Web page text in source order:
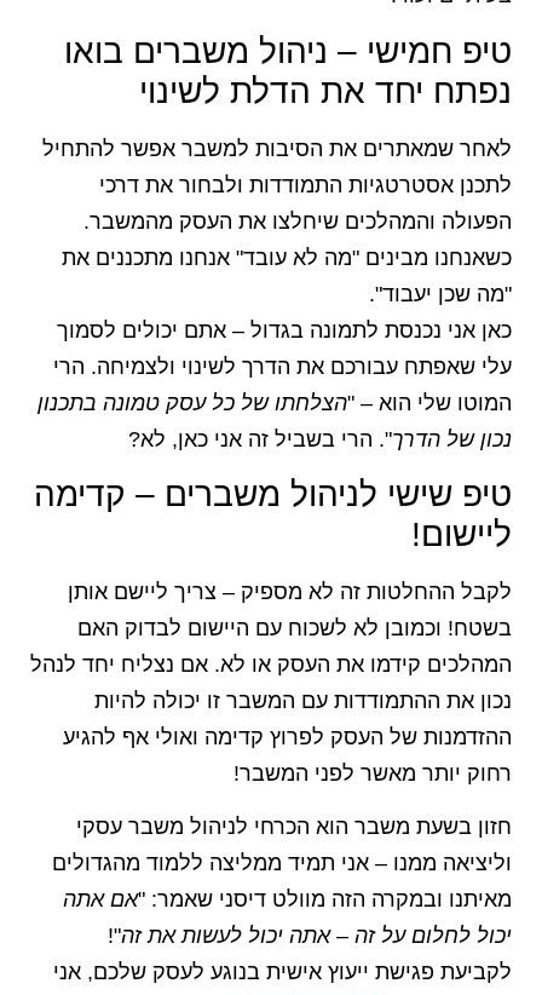
טיפ חמישי – ניהול משברים בואו
נפתח יחד את הדלת לשינוי
לאחר שמאתרים את הסיבות למשבר אפשר להתחיל
לתכנן אסטרטגיות התמודדות ולבחור את דרכי
הפעולה והמהלכים שיחלצו את העסק מהמשבר.
כשאנחנו מבינים "מה לא עובד" אנחנו מתכננים את
"מה שכן יעבוד".
כאן אני נכנסת לתמונה בגדול – אתם יכולים לסמוך
עלי שאפתח עבורכם את הדרך לשינוי ולצמיחה. הרי
המוטו שלי הוא – "הצלחתו של כל עסק טמונה בתכנון
נכון של הדרך". הרי בשביל זה אני כאן, לא?
טיפ שישי לניהול משברים – קדימה
ליישום!
לקבל ההחלטות זה לא מספיק – צריך ליישם אותן
בשטח! וכמובן לא לשכוח עם היישום לבדוק האם
המהלכים קידמו את העסק או לא. אם נצליח יחד לנהל
נכון את ההתמודדות עם המשבר זו יכולה להיות
ההזדמנות של העסק לפרוץ קדימה ואולי אף להגיע
רחוק יותר מאשר לפני המשבר!
חזון בשעת משבר הוא הכרחי לניהול משבר עסקי
וליציאה ממנו – אני תמיד ממליצה ללמוד מהגדולים
מאיתנו ובמקרה הזה מוולט דיסני שאמר: "אם אתה
יכול לחלום על זה – אתה יכול לעשות את זה"!
לקביעת פגישת ייעוץ אישית בנוגע לעסק שלכם, אני